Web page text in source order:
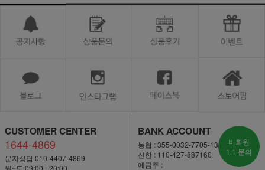
CUSTOMER CENTER
1644-4869
문자상담 010-4407-4869
월~토 09:00 - 20:00
BANK ACCOUNT
농협 : 355-0032-7705-13
신한 : 110-427-887160
예금주 :
비회원
1:1 문의